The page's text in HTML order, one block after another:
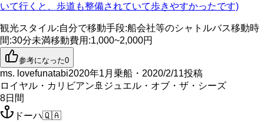
いて行くと、歩道も整備されていて歩きやすかったです)
観光スタイル:自分で移動手段:船会社等のシャトルバス移動時
間:30分未満移動費用 :1,000~2,000円
参考になった0
ms. lovefunatabi2020年1月乗船・2020/2/11投稿
ロイヤル・カリビアン 🚢 ジュエル・オブ・ザ・シーズ
8日間
ドーハ🇶🇦